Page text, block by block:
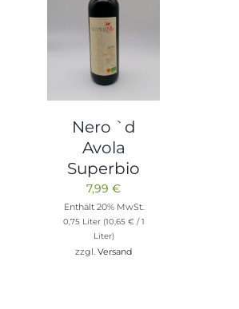
Nero `d
Avola
Superbio
7,99€
Enthält 20% MwSt.
0,75 Liter (10,65 €/ 1
Liter)
zzgl.Versand